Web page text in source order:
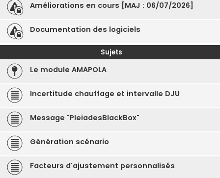
Améliorations en cours [MAJ : 06/07/2026]
Documentation des logiciels
Sujets
Le module AMAPOLA
Incertitude chauffage et intervalle DJU
Message "PleiadesBlackBox"
Génération scénario
Facteurs d'ajustement personnalisés